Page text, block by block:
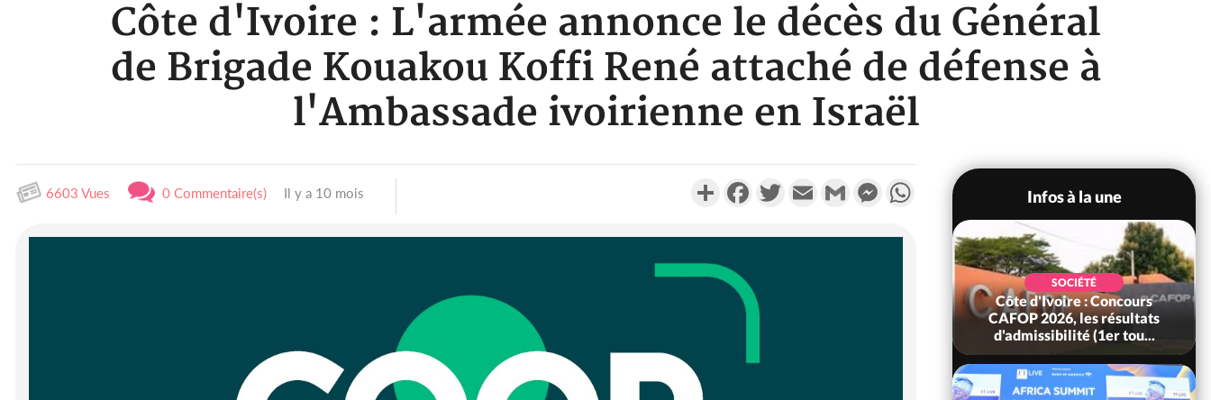
Côte d'Ivoire : L'armée annonce le décès du Général
de Brigade Kouakou Koffi René attaché de défense à
l'Ambassade ivoirienne en Israël
6603 Vues 0 Commentaire(s) Il y a 10 mois PartagerFacebookTwitterEmail Gmail MessengerWhatsApp
Infos à la une
Côte d'Ivoire : Leleblé, le
Commandant KOUAME
Djahan Norbert, Nouveau
SOCIÉTÉ
Côte d'Ivoire : Concours
CAFOP 2026, les résultats
d'admissibilité (1er tou...